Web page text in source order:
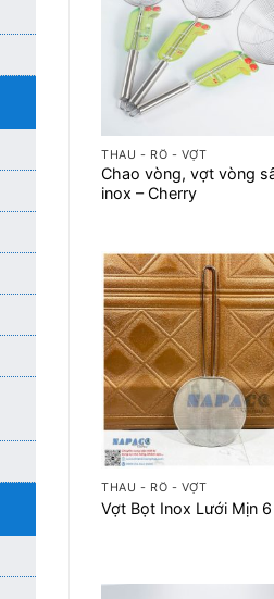
+
THAU - RỔ - VỢT
Chao vòng, vợt vòng
inox – Cherry
+
THAU - RỔ - VỢT
Vợt Bọt Inox Lưới Mịn 6